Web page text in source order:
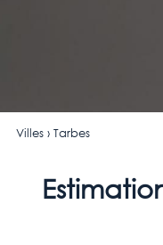
Villes› Tarbes